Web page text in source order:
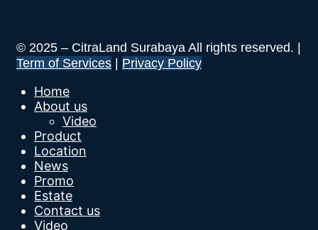
© 2025 – CitraLand Surabaya All rights reserved. |
Term of Services
Privacy Policy
Home
About us
Video
Product
Location
News
Promo
Estate
Contact us
Video